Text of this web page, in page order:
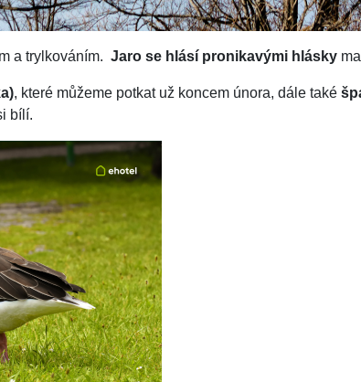
a trylkováním. Jaro se hlásí pronikavými hlásky
, které můžeme potkat už koncem února, dále také
bílí.